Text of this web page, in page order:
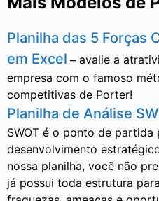
Planilha das 5 Forças
em Excel – avalie a
empresa com o famoso
competitivas de Porter!
Planilha de Análise
SWOT é o ponto de partida
desenvolvimento
nossa planilha, você não
já possui toda estrutura